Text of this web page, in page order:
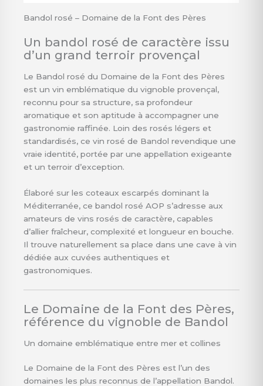
Bandol rosé – Domaine de la Font des Pères
Un bandol rosé de caractère issu
d’un grand terroir provençal
Le Bandol rosé du Domaine de la Font des Pères
est un vin emblématique du vignoble provençal,
reconnu pour sa structure, sa profondeur
aromatique et son aptitude à accompagner une
gastronomie raffinée. Loin des rosés légers et
standardisés, ce vin rosé de Bandol revendique une
vraie identité, portée par une appellation exigeante
et un terroir d’exception.
Élaboré sur les coteaux escarpés dominant la
Méditerranée, ce bandol rosé AOP s’adresse aux
amateurs de vins rosés de caractère, capables
d’allier fraîcheur, complexité et longueur en bouche.
Il trouve naturellement sa place dans une cave à vin
dédiée aux cuvées authentiques et
gastronomiques.
Le Domaine de la Font des Pères,
référence du vignoble de Bandol
Un domaine emblématique entre mer et collines
Le Domaine de la Font des Pères est l’un des
domaines les plus reconnus de l’appellation Bandol.